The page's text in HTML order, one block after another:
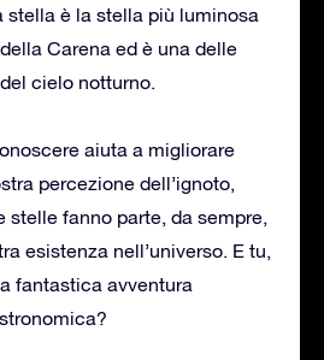
stella è la stella più luminosa
Carena ed è una delle
cielo notturno.
aiuta a migliorare
percezione dell’ignoto,
stelle fanno parte, da sempre,
esistenza nell’universo. E tu,
fantastica avventura